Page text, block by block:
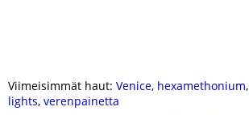
Viimeisimmät haut: Venice, hexamethonium,
lights, verenpainetta